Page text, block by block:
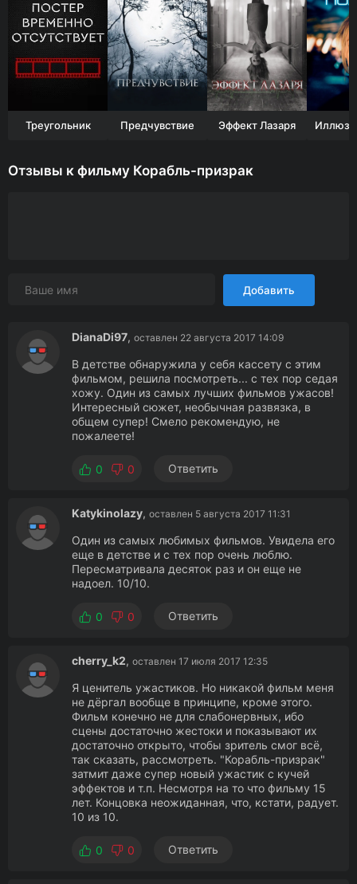
Треугольник Предчувствие Эффект Лазаря
Отзывы к фильму Корабль-призрак
Добавить
DianaDi97, оставлен 22 августа 2017 14:09
В детстве обнаружила у себя кассету с этим
фильмом, решила посмотреть... с тех пор седая
хожу. Один из самых лучших фильмов ужасов!
Интересный сюжет, необычная развязка, в
общем супер! Смело рекомендую, не
пожалеете!
0 0 Ответить
Katykinolazy, оставлен 5 августа 2017 11:31
Один из самых любимых фильмов. Увидела его
еще в детстве и с тех пор очень люблю.
Пересматривала десяток раз и он еще не
надоел. 10/10.
0 0 Ответить
cherry_k2, оставлен 17 июля 2017 12:35
Я ценитель ужастиков. Но никакой фильм меня
не дёргал вообще в принципе, кроме этого.
Фильм конечно не для слабонервных, ибо
сцены достаточно жестоки и показывают их
достаточно открыто, чтобы зритель смог всё,
так сказать, рассмотреть. "Корабль-призрак"
затмит даже супер новый ужастик с кучей
эффектов и т.п. Несмотря на то что фильму 15
лет. Концовка неожиданная, что, кстати, радует.
10 из 10.
0 0 Ответить